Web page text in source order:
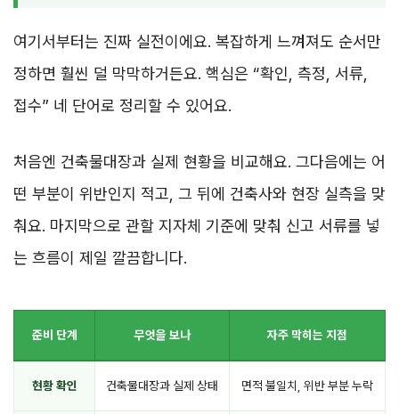
여기서부터는 진짜 실전이에요. 복잡하게 느껴져도 순서만
정하면 훨씬 덜 막막하거든요. 핵심은 “확인, 측정, 서류,
접수” 네 단어로 정리할 수 있어요.
처음엔 건축물대장과 실제 현황을 비교해요. 그다음에는 어
떤 부분이 위반인지 적고, 그 뒤에 건축사와 현장 실측을 맞
춰요. 마지막으로 관할 지자체 기준에 맞춰 신고 서류를 넣
는 흐름이 제일 깔끔합니다.
준비 단계 무엇을 보나 자주 막히는 지점
현황 확인 건축물대장과 실제 상태 면적 불일치, 위반 부분 누락